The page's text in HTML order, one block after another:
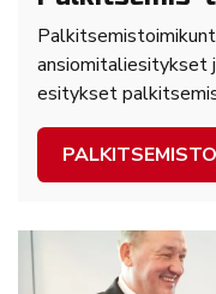
ansiomitaliesitykset
esitykset